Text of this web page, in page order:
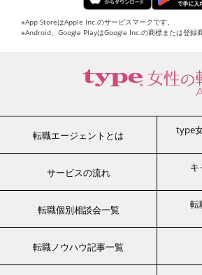
※App StoreはApple Inc.のサービスマークです。
※Android、Google PlayはGoogle Inc.の商標または登録商
転職エージェントとは
type
サービスの流れ
キ
転職個別相談会一覧
転
転職ノウハウ記事一覧